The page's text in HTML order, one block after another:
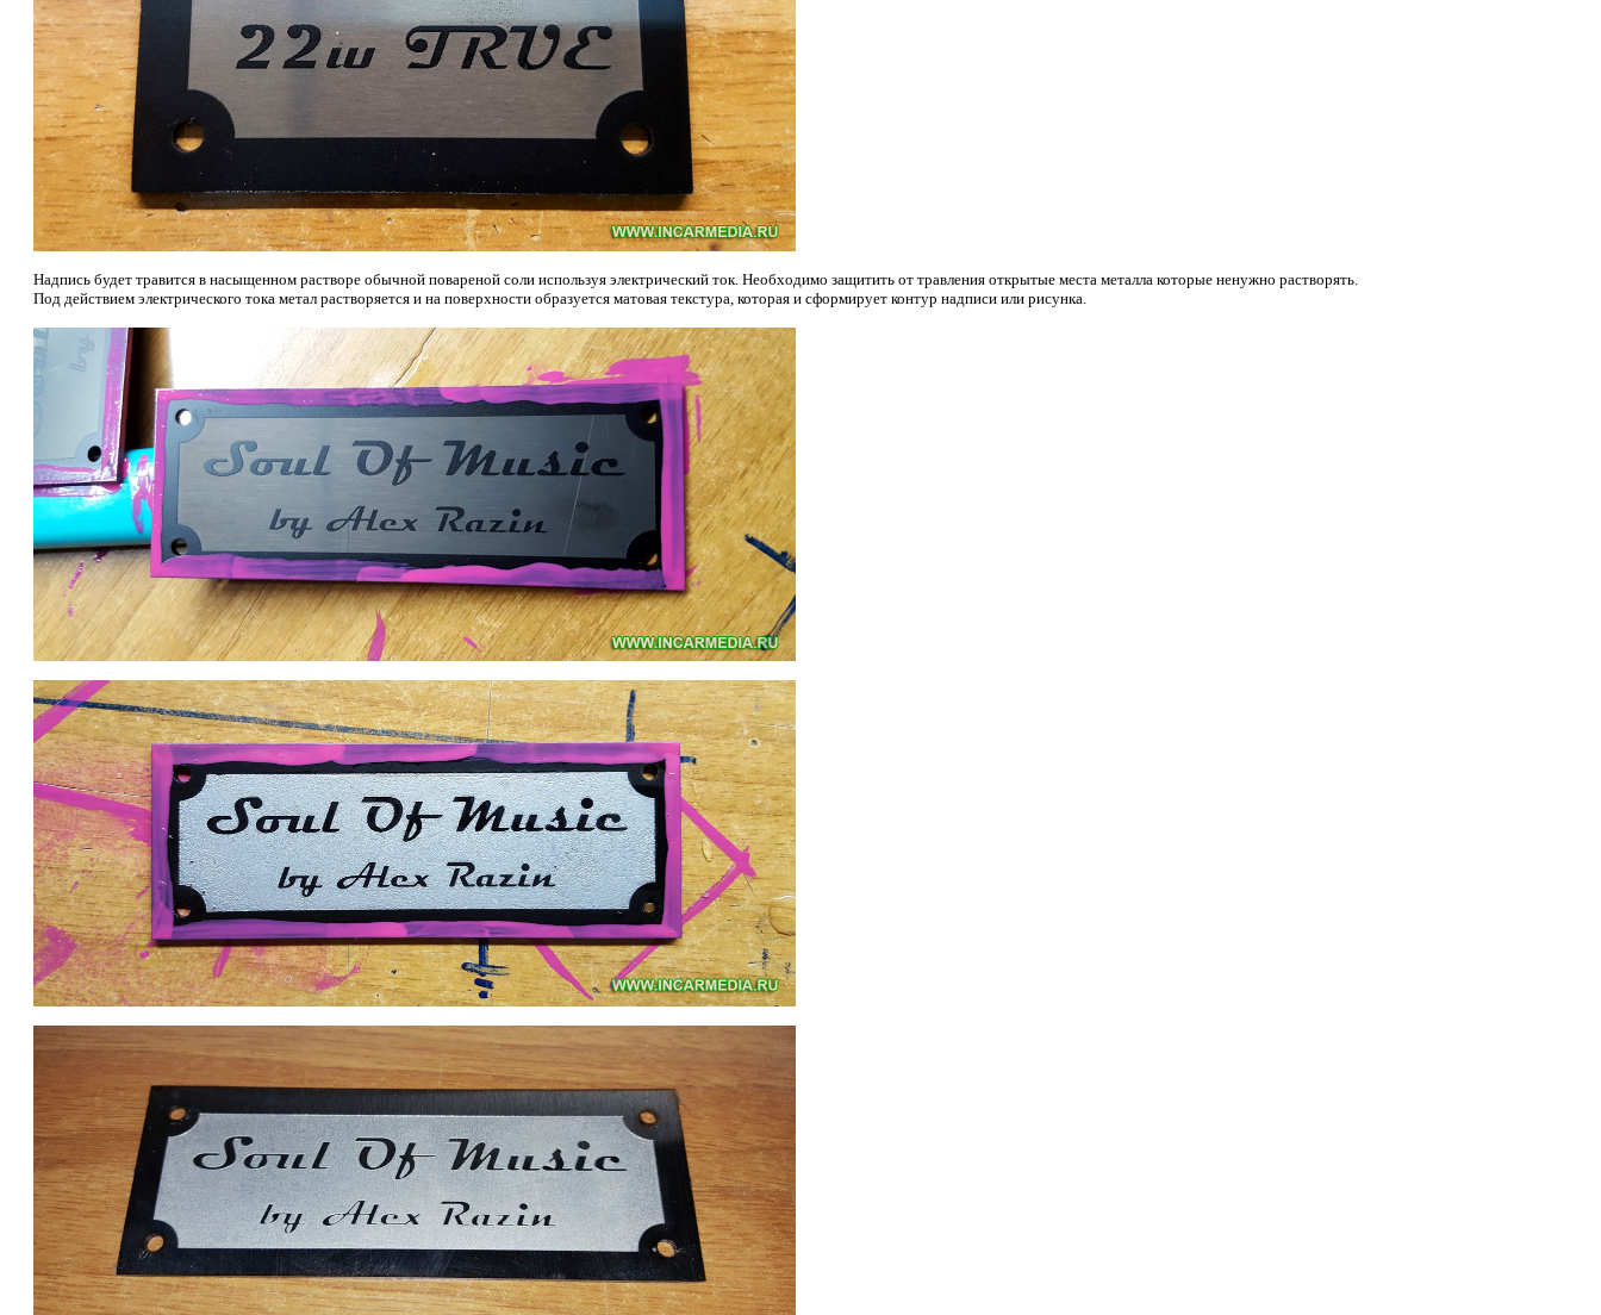
Надпись будет травится в насыщенном растворе обычной повареной соли используя электрический ток. Необходимо защитить от травления открытые места металла которые ненужно растворять.
Под действием электрического тока метал растворяется и на поверхности образуется матовая текстура, которая и сформирует контур надписи или рисунка.